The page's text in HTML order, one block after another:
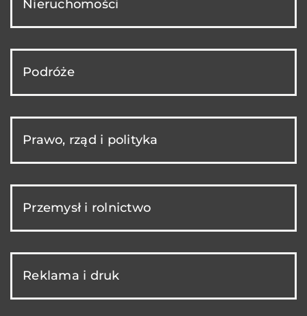
Nieruchomości
Podróże
Prawo, rząd i polityka
Przemysł i rolnictwo
Reklama i druk